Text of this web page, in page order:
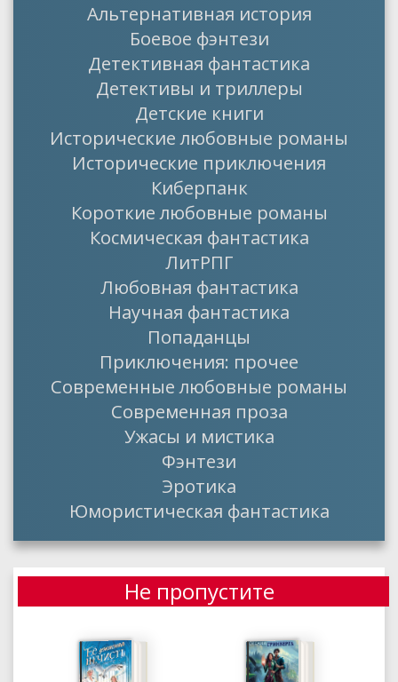
Альтернативная история
Боевое фэнтези
Детективная фантастика
Детективы и триллеры
Детские книги
Исторические любовные романы
Исторические приключения
Киберпанк
Короткие любовные романы
Космическая фантастика
ЛитРПГ
Любовная фантастика
Научная фантастика
Попаданцы
Приключения: прочее
Современные любовные романы
Современная проза
Ужасы и мистика
Фэнтези
Эротика
Юмористическая фантастика
Не пропустите